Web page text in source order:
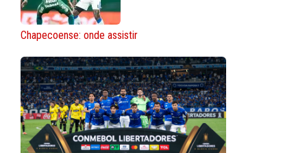
Chapecoense: onde assistir